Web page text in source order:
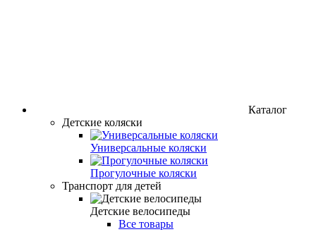
Каталог
Детские коляски
Универсальные коляски
Прогулочные коляски
Транспорт для детей
Детские велосипеды
Все товары